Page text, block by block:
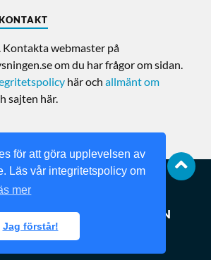
för att göra upplevelsen av
Läs vår integritetspolicy om
mer
Jag förstår!
webmaster på
om du har frågor om sidan.
här ochallmänt om
sajten här.
2026HÅRUPPLYSNINGEN